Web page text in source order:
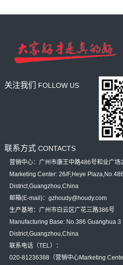
关注我们 FOLLOW US
联系方式 CONTACTS
营销中心：广州市康王中路486号和业广场
Marketing Center: 26/F,Heye
District,Guangzhou,China
邮箱(E-mail)：gzhoudy@houdy.com
生产基地：广州市白云区广花三路386号
Manufacturing Base: No.386 Guanghua 3
District,Guangzhou,China
联系电话（TEL）：
020-81236388（营销中心Marketing